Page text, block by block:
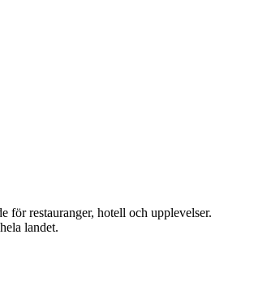
för restauranger, hotell och upplevelser.
landet.